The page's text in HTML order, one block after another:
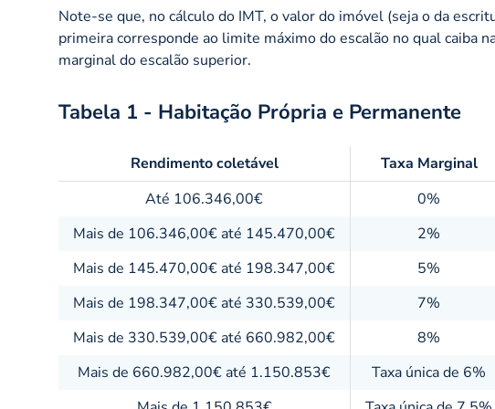
Note-se que, no cálculo do IMT, o valor do imóvel (seja o da
primeira corresponde ao limite máximo do escalão no qual caiba
marginal do escalão superior.
Tabela 1 - Habitação Própria e Permanente
Rendimento coletável Taxa Marginal
Até 106.346,00€
0%
Mais de 106.346,00€ até 145.470,00€
2%
Mais de 145.470,00€ até 198.347,00€
5%
Mais de 198.347,00€ até 330.539,00€
7%
Mais de 330.539,00€ até 660.982,00€
8%
Mais de 660.982,00€ até 1.150.853€
Taxa única de 6%